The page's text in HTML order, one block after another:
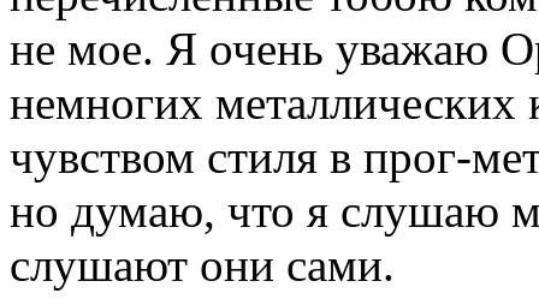
не мое. Я очень уважаю
немногих
чувством стиля в прог-
но думаю, что я слушаю
слушают они сами.